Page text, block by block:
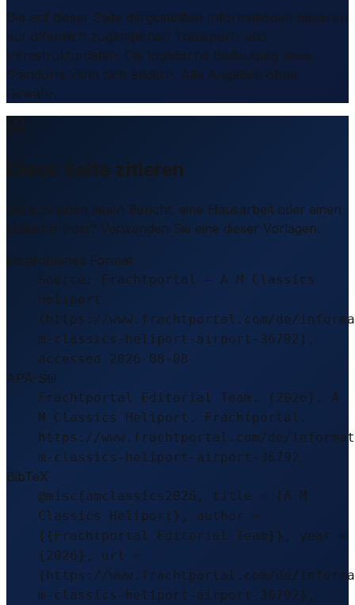
Die auf dieser Seite dargestellten Informationen basieren
auf öffentlich zugänglichen Transport- und
Infrastrukturdaten. Die logistische Bedeutung eines
Standorts kann sich ändern. Alle Angaben ohne
Gewähr.
Diese Seite zitieren
Sie schreiben einen Bericht, eine Hausarbeit oder einen
LinkedIn-Post? Verwenden Sie eine dieser Vorlagen.
Empfohlenes Format
Source: Frachtportal – A M Classics
Heliport
(https://www.frachtportal.com/de/
m-classics-heliport-airport-36792),
accessed 2026-08-08
APA-Stil
Frachtportal Editorial Team. (2026). A
M Classics Heliport. Frachtportal.
https://www.frachtportal.com/de/
m-classics-heliport-airport-36792
BibTeX
@misc{amclassics2026, title = {A M
Classics Heliport}, author =
{{Frachtportal Editorial Team}}, year =
{2026}, url =
{https://www.frachtportal.com/de/
m-classics-heliport-airport-36792},